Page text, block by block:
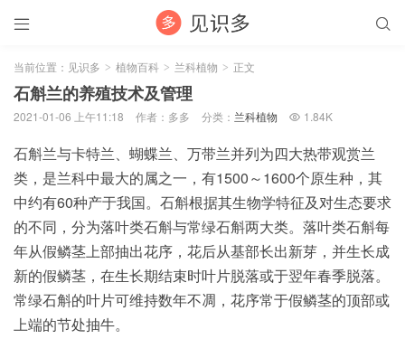
 
当前位置： 见识多 > 植物百科 > 兰科植物 > 正文
石斛兰的养殖技术及管理
2021-01-06 上午11:18 作者：多多 分类： 兰科植物  1.84K
石斛兰与卡特兰、蝴蝶兰、万带兰并列为四大热带观赏兰
类，是兰科中最大的属之一，有1500～1600个原生种，其
中约有60种产于我国。石斛根据其生物学特征及对生态要求
的不同，分为落叶类石斛与常绿石斛两大类。落叶类石斛每
年从假鳞茎上部抽出花序，花后从基部长出新芽，并生长成
新的假鳞茎，在生长期结束时叶片脱落或于翌年春季脱落。
常绿石斛的叶片可维持数年不凋，花序常于假鳞茎的顶部或
上端的节处抽牛。